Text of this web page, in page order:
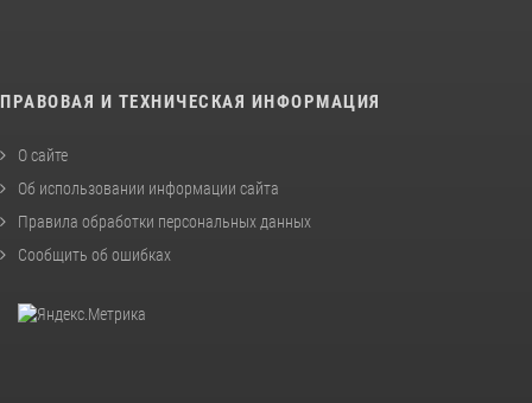
ПРАВОВАЯ И ТЕХНИЧЕСКАЯ ИНФОРМАЦИЯ
О сайте
Об использовании информации сайта
Правила обработки персональных данных
Сообщить об ошибках